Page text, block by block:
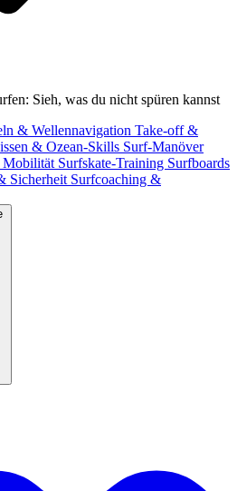
Sieh, was du nicht spüren kannst
& Wellennavigation Take-off &
& Ozean-Skills Surf-Manöver
Mobilität Surfskate-Training Surfboards
Sicherheit Surfcoaching &